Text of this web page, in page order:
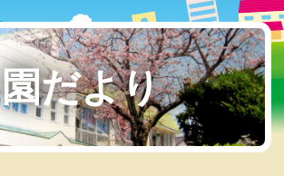
園だより